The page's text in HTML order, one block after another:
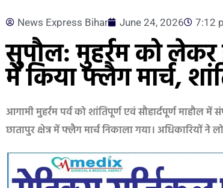
News Express Bihar June 24, 2026 7:12
सुपौल: मुहर्रम को लेकर
में किया फ्लैग मार्च,
आगामी मुहर्रम पर्व को शांतिपूर्ण एवं सौहार्दपूर्ण
छातापुर क्षेत्र में फ्लैग मार्च निकाला गया।